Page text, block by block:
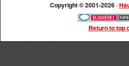
Copyright © 2001-2026 ·
Return to top